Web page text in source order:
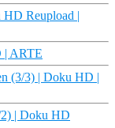
HD Reupload |
| ARTE
(3/3) | Doku HD |
2) | Doku HD